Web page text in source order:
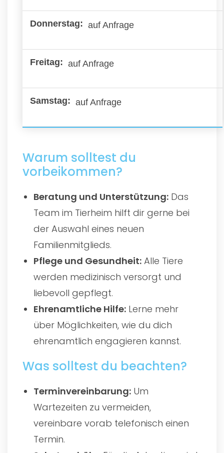
auf Anfrage
auf Anfrage
auf Anfrage
Warum solltest du
vorbeikommen?
Beratung und Unterstützung: Das
Team im Tierheim hilft dir gerne bei
der Auswahl eines neuen
Familienmitglieds.
Pflege und Gesundheit: Alle Tiere
werden medizinisch versorgt und
liebevoll gepflegt.
Ehrenamtliche Hilfe: Lerne mehr
über Möglichkeiten, wie du dich
ehrenamtlich engagieren kannst.
Was solltest du beachten?
Terminvereinbarung: Um
Wartezeiten zu vermeiden,
vereinbare vorab telefonisch einen
Termin.